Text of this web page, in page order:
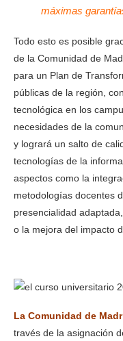
máximas
Todo esto es posible
de la Comunidad de
para un Plan de
públicas de la región,
tecnológica en los
necesidades de la
y logrará un salto de
tecnologías de la
aspectos como la
metodologías docentes
presencialidad
o la mejora del impacto
La Comunidad de
través de la asignación